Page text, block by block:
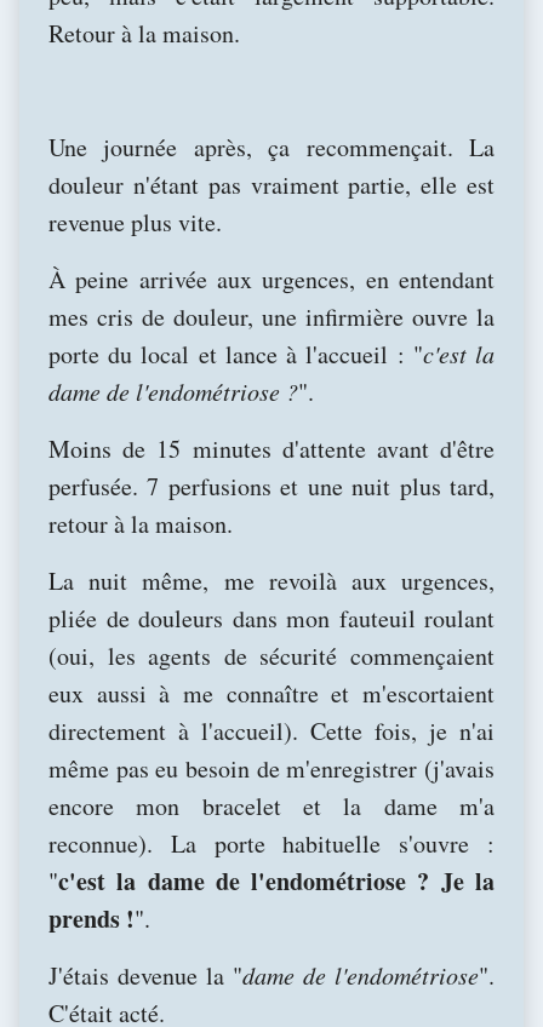
Retour à la maison.
Une journée après, ça recommençait. La
douleur n'étant pas vraiment partie, elle est
revenue plus vite.
À peine arrivée aux urgences, en entendant
mes cris de douleur, une infirmière ouvre la
porte du local et lance à l'accueil : "c'est la
dame de l'endométriose ?".
Moins de 15 minutes d'attente avant d'être
perfusée. 7 perfusions et une nuit plus tard,
retour à la maison.
La nuit même, me revoilà aux urgences,
pliée de douleurs dans mon fauteuil roulant
(oui, les agents de sécurité commençaient
eux aussi à me connaître et m'escortaient
directement à l'accueil). Cette fois, je n'ai
même pas eu besoin de m'enregistrer (j'avais
encore mon bracelet et la dame m'a
reconnue). La porte habituelle s'ouvre :
"c'est la dame de l'endométriose ? Je la
prends !".
J'étais devenue la "dame de l'endométriose".
C'était acté.